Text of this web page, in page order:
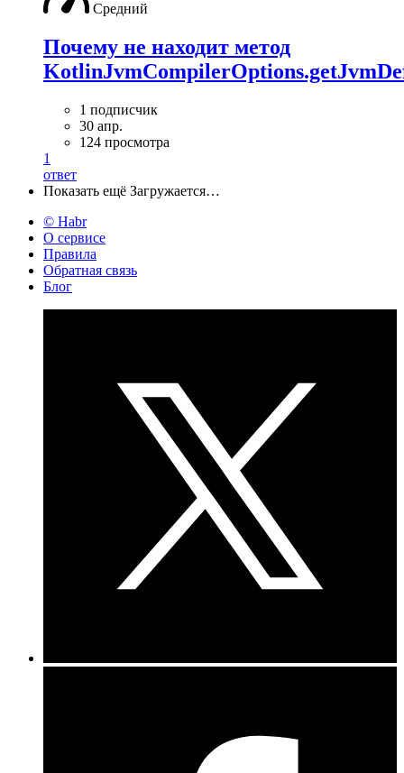
Средний
Почему не находит метод
1 подписчик
30 апр.
124 просмотра
1
ответ
Показать ещё Загружается…
© Habr
О сервисе
Правила
Обратная связь
Блог